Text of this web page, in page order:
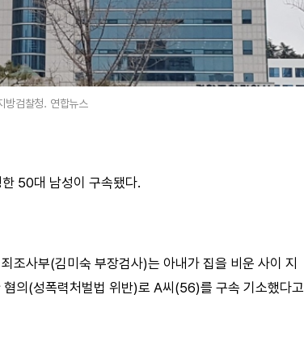
방검찰청. 연합뉴스
50대 남성이 구속됐다.
조사부(김미숙 부장검사)는 아내가 집을 비운 사이 지
의(성폭력처벌법 위반)로 A씨(56)를 구속 기소했다고